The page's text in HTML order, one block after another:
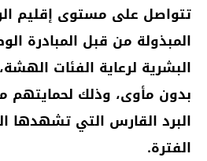
تتواصل على مستوى إقليم
المبذولة من قبل المبادرة
البشرية لرعاية الفئات
بدون مأوى، وذلك لحمايتهم
البرد القارس التي تشهدها
الفترة.